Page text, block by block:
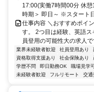
17:00(実働7時間00分 休
時期＞ 即日～ ※スタート
仕事内容 ＼おすすめポイ
す。 2つ目は経験、英語
員登用の可能性大の求人
業界未経験者歓迎 社員登用あり
資格取得支援あり
社会保険あり
学歴不問
即日勤務OK 職場見学
未経験者歓迎
フルリモート 交通